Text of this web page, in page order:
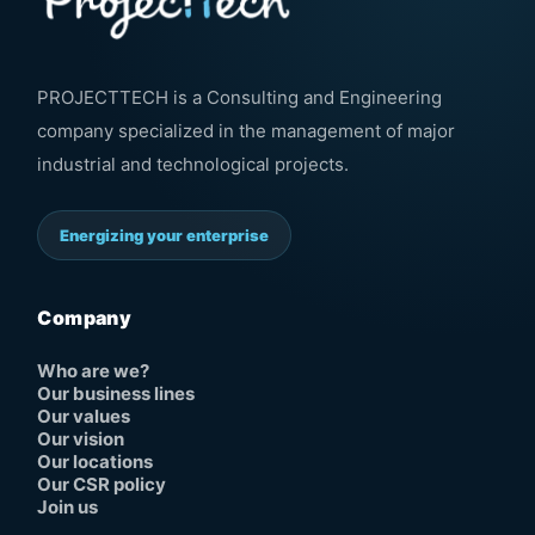
PROJECTTECH is a Consulting and Engineering
company specialized in the management of major
industrial and technological projects.
Energizing your enterprise
Company
Who are we?
Our business lines
Our values
Our vision
Our locations
Our CSR policy
Join us